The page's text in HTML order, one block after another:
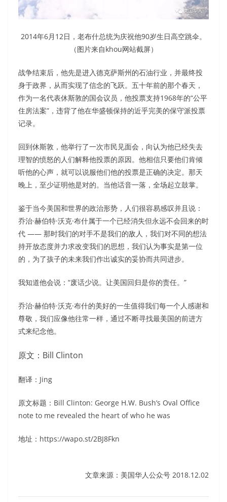
2014年6月12日，老布什总统为庆祝他90岁生日高空跳伞。
（图片来自khou网站截屏）
战争结束后，他先是进入德克萨斯州的石油行业，并最终投
身于政界，从而实现了信念的飞跃。五十年前的那个春天，
作为一名代表休斯敦的国会议员，他投票支持1968年的“公平
住房法案”，违背了他在华盛顿保持的近乎完美的保守派投票
记录。
回到休斯敦，他举行了一次市民见面会，向认为他已经失去
理智的愤怒的人们解释他投票的原因。他相信只要他们肯倾
听他的心声，就可以说服他们他的投票是正确的决定。那天
晚上，至少证明他是对的。当他话音一落，全场起立鼓掌。
鉴于当今美国和世界的政治形势，人们很容易感叹并且说：
乔治·赫伯特·沃克·布什属于一个已经消失但永远不会回来的时
代 —— 那时我们的对手不是我们的敌人，我们对不同的想法
持开放态度并力求改变我们的思想，我们认为事实是第一位
的，为了孩子的未来我们作出诚实的妥协而共同进步。
我知道他会说：“废话少说。让美国回归是你的责任。”
乔治·赫伯特·沃克·布什的美好的一生值得我们每一个人感谢和
尊敬，我们应像他往常一样，通过不断寻找最美国的前进方
式来纪念他。
原文：Bill Clinton
翻译：Jing
原文标题：Bill Clinton: George H.W. Bush’s Oval Office
note to me revealed the heart of who he was
地址：https://wapo.st/2BJ8Fkn
文章来源：美国华人公众号 2018.12.02